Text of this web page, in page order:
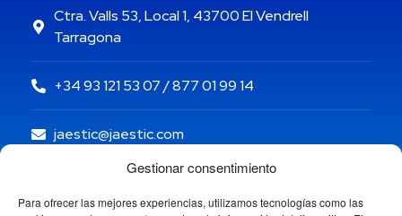
Gestionar consentimiento
Para ofrecer las mejores experiencias, utilizamos tecnologías como las
Ctra. Valls 53, Local 1, 43700 El Vendrell
Tarragona
+34 93 121 53 07 / 877 01 99 14
jaestic@jaestic.com